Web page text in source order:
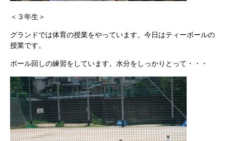
＜３年生＞
グランドでは体育の授業をやっています。今日はティーボールの
授業です。
ボール回しの練習をしています。水分をしっかりとって・・・